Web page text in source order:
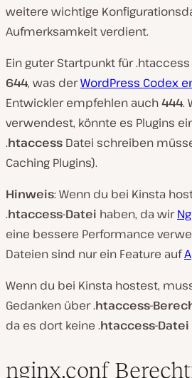
weitere wichtige
Aufmerksamkeit verdient.
Ein guter Startpunkt für
644, was derWordPress Codex
Entwickler empfehlen auch444.
verwendest, könnte es Plugins
.htaccess Datei schreiben
Caching Plugins).
Hinweis: Wenn du bei Kinsta
.htaccess-Datei haben, da wir
eine bessere Performance
Dateien sind nur ein Feature auf
Wenn du bei Kinsta hostest,
Gedanken über .htaccess-
da es dort keine .htaccess-Datei
nginx.conf